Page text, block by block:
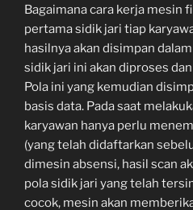
Bagaimana cara kerja mesin
pertama sidik jari tiap
hasilnya akan disimpan
sidik jari ini akan diproses
Pola ini yang kemudian
basis data. Pada saat
karyawan hanya perlu
(yang telah didaftarkan
dimesin absensi, hasil scan
pola sidik jari yang telah
cocok, mesin akan